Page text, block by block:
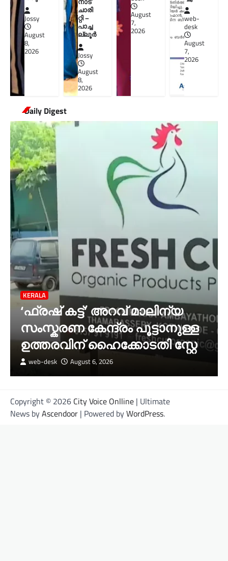
Jossy
August
8,
2026
ചാരി
റ്റി –
പാച്ച
ല്ലൂർ
Jossy
August
8,
2026
August
7,
2026
web-
desk
August
7,
2026
Daily Digest
KERALA
‘ഫ്രഷ് കട്ട്’ അറവ് മാലിന്യ
സംസ്കരണ കേന്ദ്രം പൂട്ടാനുള്ള
ഉത്തരവിന് ഹൈക്കോടതി സ്റ്റേ
web-desk August 6, 2026
Copyright © 2026 City Voice Onlline | Ultimate
News byAscendoor | Powered byWordPress.